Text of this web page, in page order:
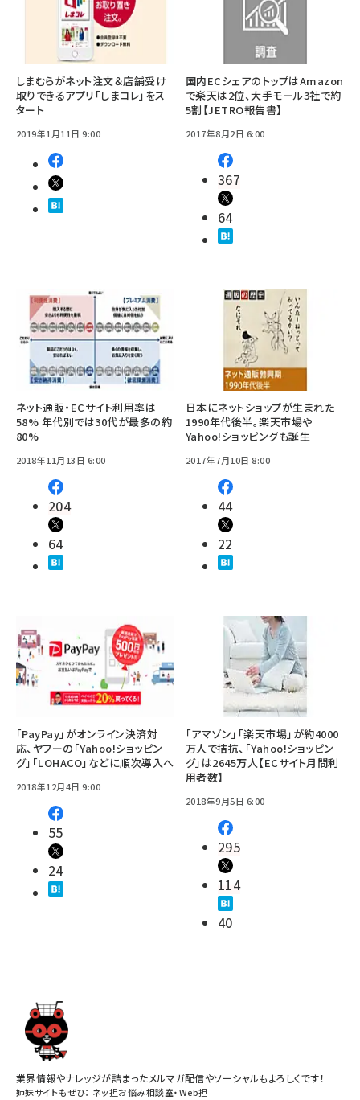
しまむらがネット注文＆店舗受け
取りできるアプリ「しまコレ」をス
タート
2019年1月11日 9:00
国内ECシェアのトップはAmazon
で楽天は2位、大手モール3社で約
5割【JETRO報告書】
2017年8月2日 6:00
367
64
ネット通販・ECサイト利用率は
58% 年代別では30代が最多の約
80%
2018年11月13日 6:00
204
64
日本にネットショップが生まれた
1990年代後半。楽天市場や
Yahoo!ショッピングも誕生
2017年7月10日 8:00
44
22
「PayPay」がオンライン決済対
応、ヤフーの「Yahoo!ショッピン
グ」「LOHACO」などに順次導入へ
2018年12月4日 9:00
55
24
「アマゾン」「楽天市場」が約4000
万人で拮抗、「Yahoo!ショッピン
グ」は2645万人【ECサイト月間利
用者数】
2018年9月5日 6:00
295
114
40
業界情報やナレッジが詰まったメルマガ配信やソーシャルもよろしくです！
姉妹サイトもぜひ： ネッ担お悩み相談室・Web担